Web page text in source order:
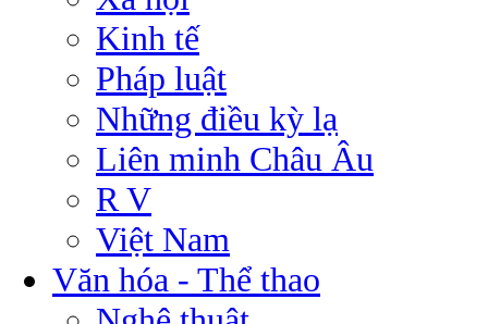
Kinh tế
Pháp luật
Những điều kỳ lạ
Liên minh Châu Âu
R V
Việt Nam
Văn hóa - Thể thao